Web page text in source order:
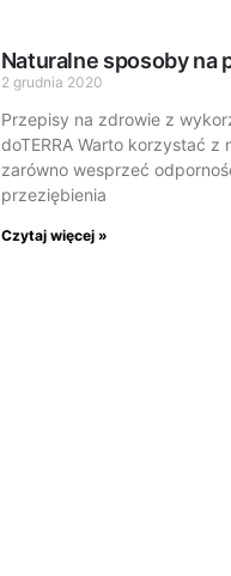
Naturalne sposoby na
2 grudnia 2020
Przepisy na zdrowie z
doTERRA Warto korzystać z
zarówno wesprzeć
przeziębienia
Czytaj więcej »